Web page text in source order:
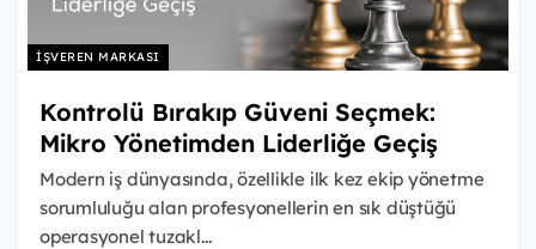
İŞVEREN MARKASI
Kontrolü Bırakıp Güveni Seçmek:
Mikro Yönetimden Liderliğe Geçiş
Modern iş dünyasında, özellikle ilk kez ekip yönetme
sorumluluğu alan profesyonellerin en sık düştüğü
operasyonel tuzakl...